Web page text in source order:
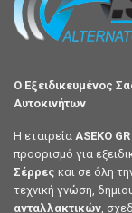
Ο Εξειδικευμένος
Αυτοκινήτων
Η εταιρεία ASEKO
προορισμό για
Σέρρες και σε όλη
τεχνική γνώση,
ανταλλακτικών,